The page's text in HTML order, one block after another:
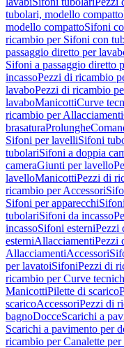
tubolari, modello compatto
modello compattoSifoni
ricambio per Sifoni con
passaggio diretto per
Sifoni a passaggio diretto
incassoPezzi di ricambio
lavaboPezzi di ricambio
lavaboManicottiCurve
ricambio per Allacciamenti
brasaturaProlunghe
Sifoni per lavelliSifoni
tubolariSifoni a doppia
cameraGiunti per lavello
lavelloManicottiPezzi di
ricambio per Accessori
Sifoni per apparecchi
tubolariSifoni da incasso
incassoSifoni esterniPezzi
esterniAllacciamentiPezzi
AllacciamentiAccessori
per lavatoiSifoniPezzi di
ricambio per Curve
ManicottiPilette di scarico
scaricoAccessoriPezzi di
bagnoDocceScarichi a
Scarichi a pavimento per
ricambio per Canalette per